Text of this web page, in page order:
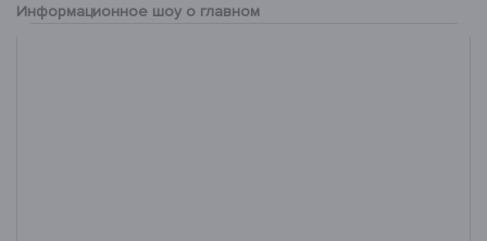
Информационное шоу о главном